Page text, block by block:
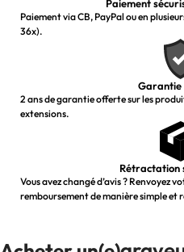
Paiement
Paiement via CB, PayPal ou en
36x).
Garantie
2 ans de garantie offerte sur les
extensions.
Rétractation
Vous avez changé d’avis ? Renvoyez
remboursement de manière simple et